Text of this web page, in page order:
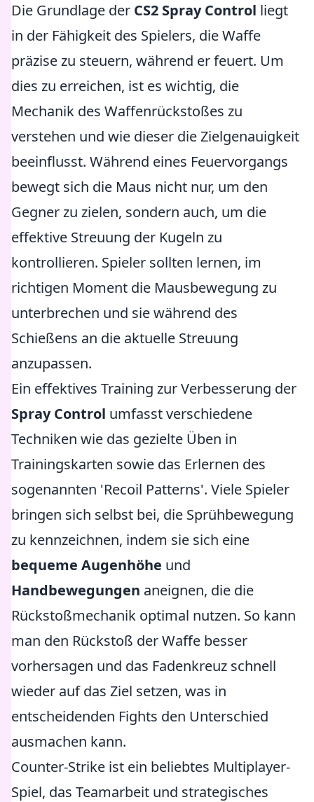
Die Grundlage der CS2 Spray Control liegt
in der Fähigkeit des Spielers, die Waffe
präzise zu steuern, während er feuert. Um
dies zu erreichen, ist es wichtig, die
Mechanik des Waffenrückstoßes zu
verstehen und wie dieser die Zielgenauigkeit
beeinflusst. Während eines Feuervorgangs
bewegt sich die Maus nicht nur, um den
Gegner zu zielen, sondern auch, um die
effektive Streuung der Kugeln zu
kontrollieren. Spieler sollten lernen, im
richtigen Moment die Mausbewegung zu
unterbrechen und sie während des
Schießens an die aktuelle Streuung
anzupassen.
Ein effektives Training zur Verbesserung der
Spray Control umfasst verschiedene
Techniken wie das gezielte Üben in
Trainingskarten sowie das Erlernen des
sogenannten 'Recoil Patterns'. Viele Spieler
bringen sich selbst bei, die Sprühbewegung
zu kennzeichnen, indem sie sich eine
bequeme Augenhöhe und
Handbewegungen aneignen, die die
Rückstoßmechanik optimal nutzen. So kann
man den Rückstoß der Waffe besser
vorhersagen und das Fadenkreuz schnell
wieder auf das Ziel setzen, was in
entscheidenden Fights den Unterschied
ausmachen kann.
Counter-Strike ist ein beliebtes Multiplayer-
Spiel, das Teamarbeit und strategisches